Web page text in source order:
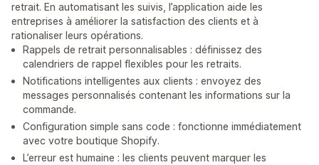
retrait. En automatisant les suivis, l’application aide les
entreprises à améliorer la satisfaction des clients et à
rationaliser leurs opérations.
Rappels de retrait personnalisables : définissez des
calendriers de rappel flexibles pour les retraits.
Notifications intelligentes aux clients : envoyez des
messages personnalisés contenant les informations sur la
commande.
Configuration simple sans code : fonctionne immédiatement
avec votre boutique Shopify.
L’erreur est humaine : les clients peuvent marquer les